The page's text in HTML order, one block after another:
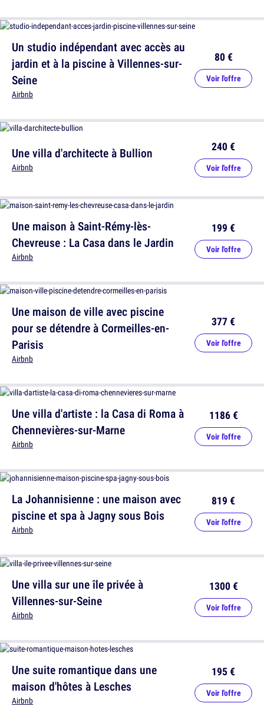
Une villa d'architecte à Bullion
Airbnb
240 €
Voir l'offre
Une maison de ville avec piscine
pour se détendre à Cormeilles-en-
Parisis
Airbnb
377 €
Voir l'offre
La Johannisienne : une maison avec
piscine et spa à Jagny sous Bois
Airbnb
819 €
Voir l'offre
Une suite romantique dans une
maison d'hôtes à Lesches
Airbnb
195 €
Voir l'offre
Un studio indépendant avec accès au
jardin et à la piscine à Villennes-sur-
Seine
Airbnb
80 €
Voir l'offre
Une maison à Saint-Rémy-lès-
Chevreuse : La Casa dans le Jardin
Airbnb
199 €
Voir l'offre
Une villa d'artiste : la Casa di Roma à
Chennevières-sur-Marne
Airbnb
1186 €
Voir l'offre
Une villa sur une île privée à
Villennes-sur-Seine
Airbnb
1300 €
Voir l'offre